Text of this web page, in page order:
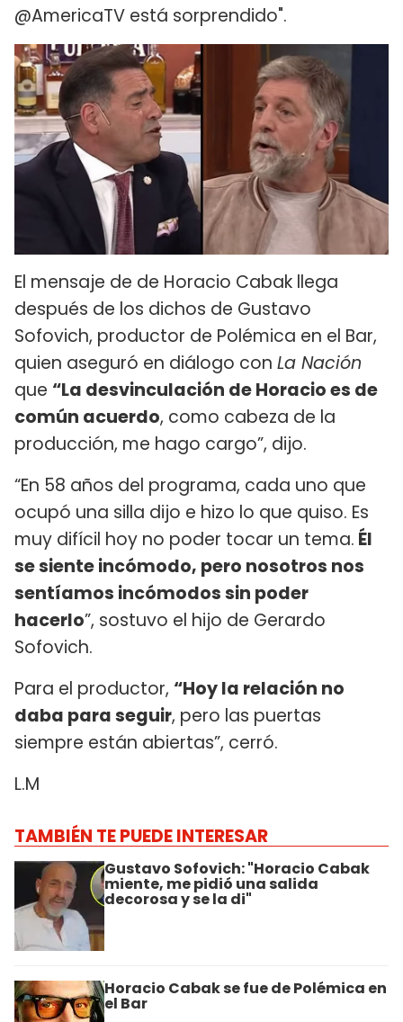
@AmericaTV está sorprendido".
El mensaje de de Horacio Cabak llega
después de los dichos de Gustavo
Sofovich, productor de Polémica en el Bar,
quien aseguró en diálogo con La Nación
que “La desvinculación de Horacio es de
común acuerdo, como cabeza de la
producción, me hago cargo”, dijo.
“En 58 años del programa, cada uno que
ocupó una silla dijo e hizo lo que quiso. Es
muy difícil hoy no poder tocar un tema. Él
se siente incómodo, pero nosotros nos
sentíamos incómodos sin poder
hacerlo”, sostuvo el hijo de Gerardo
Sofovich.
Para el productor, “Hoy la relación no
daba para seguir, pero las puertas
siempre están abiertas”, cerró.
L.M
TAMBIÉN TE PUEDE INTERESAR
Gustavo Sofovich: "Horacio Cabak
miente, me pidió una salida
decorosa y se la di"
Horacio Cabak se fue de Polémica en
el Bar